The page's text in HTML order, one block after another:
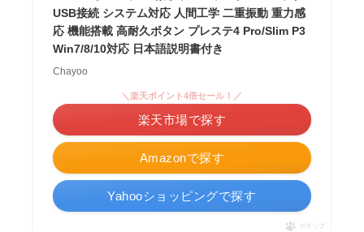
USB接続 システム対応 人間工学 二重振動 重力感
応 機能搭載 高耐久ボタン プレステ4 Pro/Slim P3
Win7/8/10対応 日本語説明書付き
Chayoo
Amazonで探す
＼楽天ポイント4倍セール！／
楽天市場で探す
Yahooショッピングで探す
ポチップ